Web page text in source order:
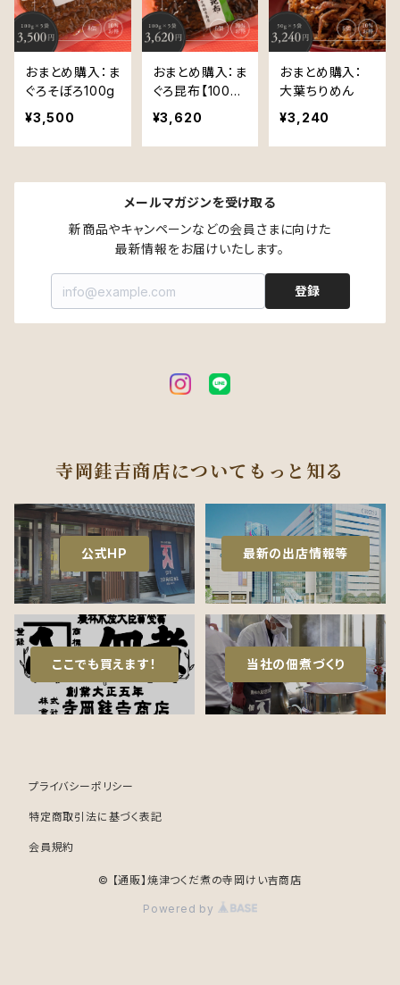
おまとめ購入：ま
ぐろそぼろ100g
¥3,500
おまとめ購入：ま
ぐろ昆布【100
ｇ】
¥3,620
おまとめ購入：
大葉ちりめん
¥3,240
メールマガジンを受け取る
新商品やキャンペーンなどの会員さまに向けた
最新情報をお届けいたします。
登録
寺岡銈吉商店についてもっと知る
公式HP 最新の出店情報等
ここでも買えます！ 当社の佃煮づくり
プライバシーポリシー
特定商取引法に基づく表記
会員規約
© 【通販】焼津つくだ煮の寺岡けい吉商店
Powered by